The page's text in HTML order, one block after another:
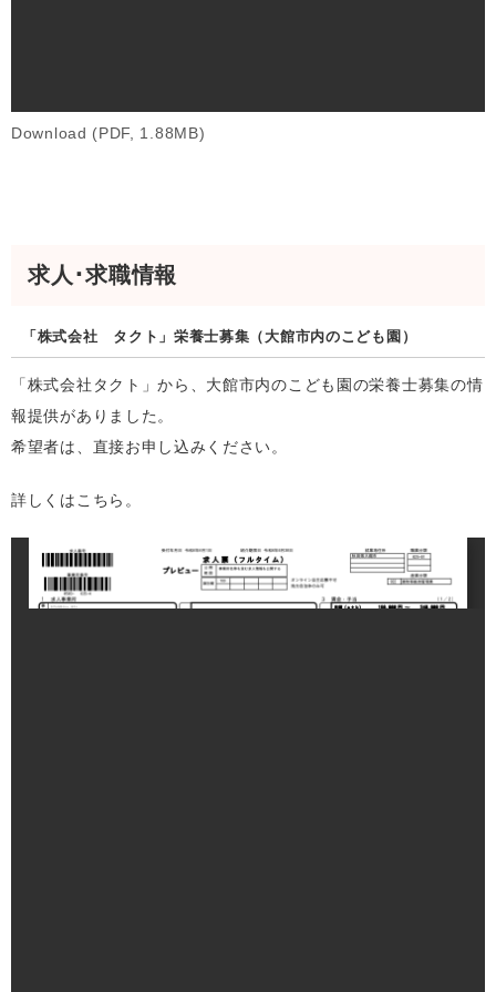
Download (PDF, 1.88MB)
求人･求職情報
「株式会社 タクト」栄養士募集（大館市内のこども園）
「株式会社タクト」から、大館市内のこども園の栄養士募集の情
報提供がありました。
希望者は、直接お申し込みください。
詳しくはこちら。